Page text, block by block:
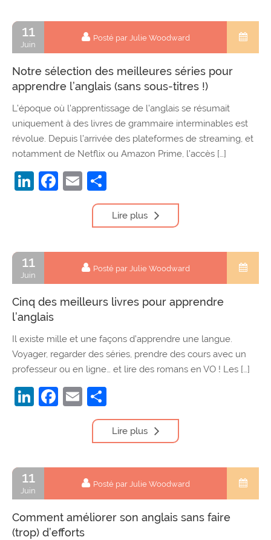
11
Juin
Posté par Julie Woodward
Notre sélection des meilleures séries pour
apprendre l’anglais (sans sous-titres !)
L’époque où l’apprentissage de l’anglais se résumait
uniquement à des livres de grammaire interminables est
révolue. Depuis l’arrivée des plateformes de streaming, et
notamment de Netflix ou Amazon Prime, l’accès […]
LinkedIn
Facebook
Email
Lire plus
11
Juin
Posté par Julie Woodward
Cinq des meilleurs livres pour apprendre
l’anglais
Il existe mille et une façons d’apprendre une langue.
Voyager, regarder des séries, prendre des cours avec un
professeur ou en ligne… et lire des romans en VO ! Les […]
LinkedIn
Facebook
Email
Lire plus
11
Juin
Posté par Julie Woodward
Comment améliorer son anglais sans faire
(trop) d’efforts